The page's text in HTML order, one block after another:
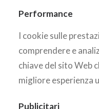
Performance
I cookie sulle
comprendere e
chiave del sito Web
migliore esperienza
Publicitari